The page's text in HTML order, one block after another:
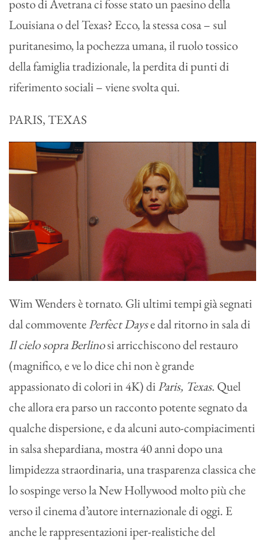
posto di Avetrana ci fosse stato un paesino della
Louisiana o del Texas? Ecco, la stessa cosa – sul
puritanesimo, la pochezza umana, il ruolo tossico
della famiglia tradizionale, la perdita di punti di
riferimento sociali – viene svolta qui.
PARIS, TEXAS
Wim Wenders è tornato. Gli ultimi tempi già segnati
dal commoventePerfect Dayse dal ritorno in sala di
Il cielo sopra Berlinosi arricchiscono del restauro
(magnifico, e ve lo dice chi non è grande
appassionato di colori in 4K) diParis, Texas. Quel
che allora era parso un racconto potente segnato da
qualche dispersione, e da alcuni auto-compiacimenti
in salsa shepardiana, mostra 40 anni dopo una
limpidezza straordinaria, una trasparenza classica che
lo sospinge verso la New Hollywood molto più che
verso il cinema d’autore internazionale di oggi. E
anche le rappresentazioni iper-realistiche del